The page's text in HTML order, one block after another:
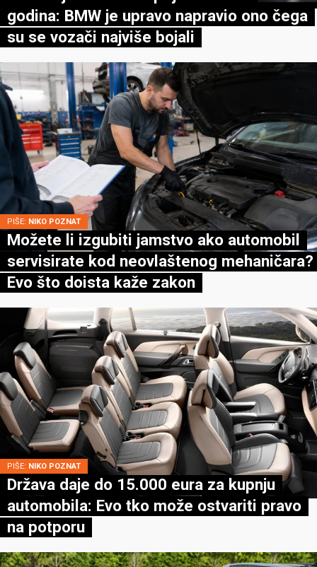
godina: BMW je upravo napravio ono čega
su se vozači najviše bojali
PIŠE: NIKO POZNAT
Možete li izgubiti jamstvo ako automobil
servisirate kod neovlaštenog mehaničara?
Evo što doista kaže zakon
PIŠE: NIKO POZNAT
Država daje do 15.000 eura za kupnju
automobila: Evo tko može ostvariti pravo
na potporu